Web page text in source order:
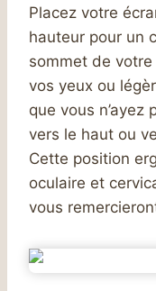
Placez votre
hauteur pour un
sommet de
vos yeux ou
que vous n’ayez
vers le haut ou
Cette position
oculaire et
vous